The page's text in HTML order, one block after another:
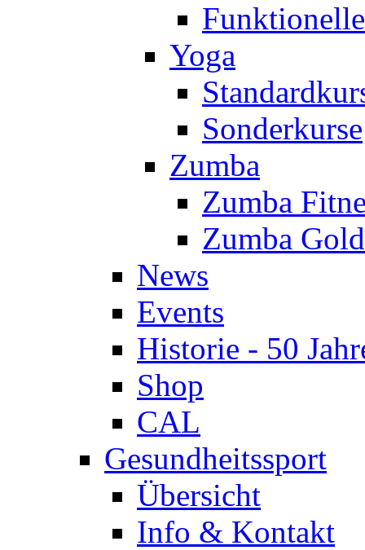
Yoga
Sonderkurse
Zumba
Zumba
Zumba Gold
News
Events
Historie - 50
Shop
CAL
Gesundheitssport
Übersicht
Info & Kontakt